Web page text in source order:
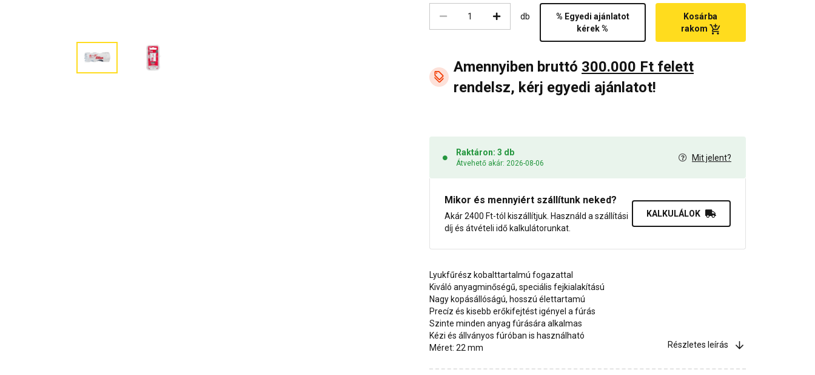
db
% Egyedi ajánlatot
kérek %
Kosárba
rakom
Amennyiben bruttó 300.000 Ft felett
rendelsz, kérj egyedi ajánlatot!
Raktáron: 3 db
Átvehető akár: 2026-08-06
Mit jelent?
Mikor és mennyiért szállítunk neked?
Akár 2400 Ft-tól kiszállítjuk. Használd a szállítási
díj és átvételi idő kalkulátorunkat.
KALKULÁLOK
Lyukfűrész kobalttartalmú fogazattal
Kiváló anyagminőségű, speciális fejkialakítású
Nagy kopásállóságú, hosszú élettartamú
Precíz és kisebb erőkifejtést igényel a fúrás
Szinte minden anyag fúrására alkalmas
Kézi és állványos fúróban is használható
Méret: 22 mm
Részletes leírás